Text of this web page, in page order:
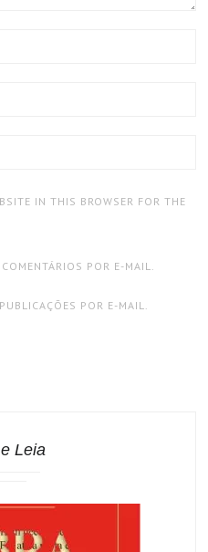
IN THIS BROWSER FOR THE
POR E-MAIL.
POR E-MAIL.
Leia